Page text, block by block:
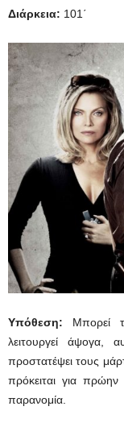
Διάρκεια: 101΄
Υπόθεση: Μπορεί
λειτουργεί
προστατέψει τους
πρόκειται για
παρανομία.